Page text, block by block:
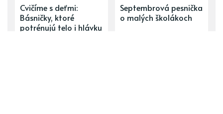
Cvičíme s deťmi:
Básničky, ktoré
potrénujú telo i hlávku
Septembrová pesnička
o malých školákoch